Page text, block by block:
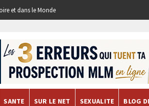
et dans le Monde
SANTE SUR LE NET SEXUALITE BLOG